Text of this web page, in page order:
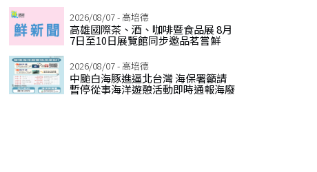
2026/08/07 - 高培德
高雄國際茶、酒、咖啡暨食品展 8月
7日至10日展覽館同步邀品茗嘗鮮
2026/08/07 - 高培德
中颱白海豚進逼北台灣 海保署籲請
暫停從事海洋遊憩活動即時通報海廢